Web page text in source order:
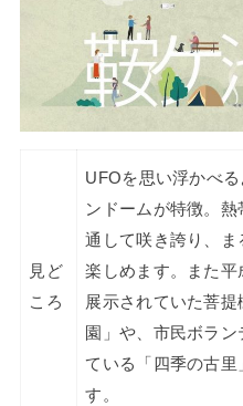
見ど
ころ
UFOを思い浮かべ
ンドームが特徴。
通して咲き誇り、
楽しめます。また平
展示されていた菩
園」や、市民ボラ
ている「四季の古
す。